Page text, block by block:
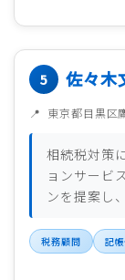
佐々木
東京都目黒区
相続税対策
ョンサービ
ンを提案し
税務顧問 記